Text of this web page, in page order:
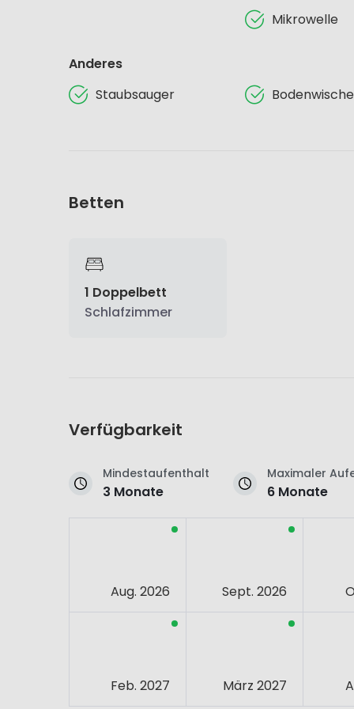
Mikrowelle
Anderes
Staubsauger
Betten
1 Doppelbett
Schlafzimmer
Verfügbarkeit
Mindestaufenthalt
3 Monate
Maximaler
6 Monate
Aug. 2026 Sept. 2026
Feb. 2027 März 2027